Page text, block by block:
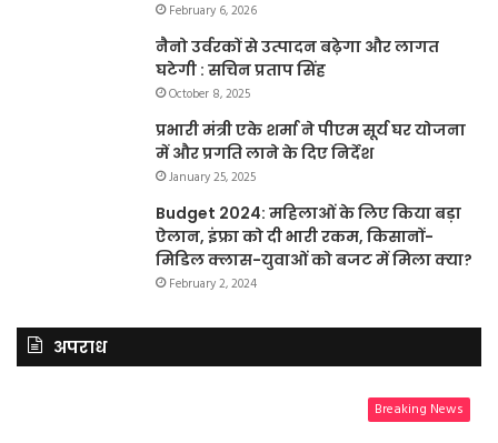
February 6, 2026
नैनो उर्वरकों से उत्पादन बढ़ेगा और लागत
घटेगी : सचिन प्रताप सिंह
October 8, 2025
प्रभारी मंत्री एके शर्मा ने पीएम सूर्य घर योजना
में और प्रगति लाने के दिए निर्देश
January 25, 2025
Budget 2024: महिलाओं के लिए किया बड़ा
ऐलान, इंफ्रा को दी भारी रकम, किसानों-
मिडिल क्लास-युवाओं को बजट में मिला क्या?
February 2, 2024
अपराध
Breaking News